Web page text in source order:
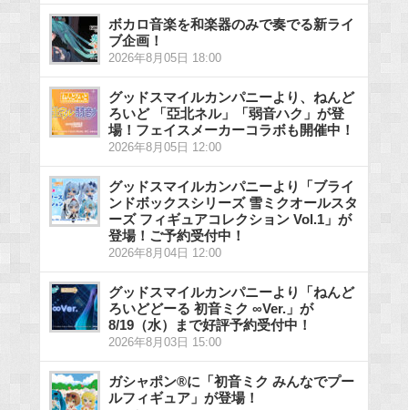
ボカロ音楽を和楽器のみで奏でる新ライ
ブ企画！
2026年8月05日 18:00
グッドスマイルカンパニーより、ねんど
ろいど 「亞北ネル」「弱音ハク」が登
場！フェイスメーカーコラボも開催中！
2026年8月05日 12:00
グッドスマイルカンパニーより「ブライ
ンドボックスシリーズ 雪ミクオールスタ
ーズ フィギュアコレクション Vol.1」が
登場！ご予約受付中！
2026年8月04日 12:00
グッドスマイルカンパニーより「ねんど
ろいどどーる 初音ミク ∞Ver.」が
8/19（水）まで好評予約受付中！
2026年8月03日 15:00
ガシャポン®に「初音ミク みんなでプー
ルフィギュア」が登場！